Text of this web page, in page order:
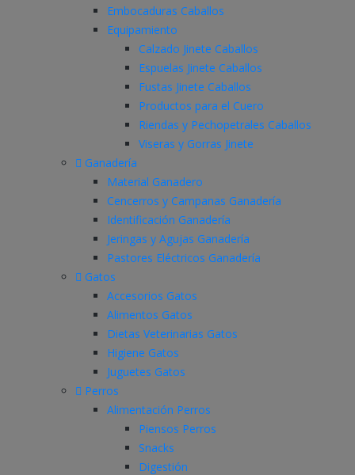
Embocaduras Caballos
Equipamiento
Calzado Jinete Caballos
Espuelas Jinete Caballos
Fustas Jinete Caballos
Productos para el Cuero
Riendas y Pechopetrales Caballos
Viseras y Gorras Jinete
Ganadería
Material Ganadero
Cencerros y Campanas Ganadería
Identificación Ganadería
Jeringas y Agujas Ganadería
Pastores Eléctricos Ganadería
Gatos
Accesorios Gatos
Alimentos Gatos
Dietas Veterinarias Gatos
Higiene Gatos
Juguetes Gatos
Perros
Alimentación Perros
Piensos Perros
Snacks
Digestión